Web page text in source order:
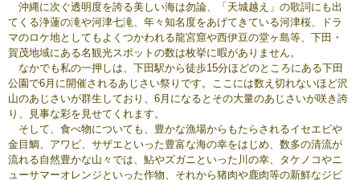
沖縄に次ぐ透明度を誇る美しい海は勿論、「天城越え」の歌詞にも出
てくる浄蓮の滝や河津七滝、年々知名度をあげてきている河津桜、ドラ
マのロケ地としてもよくつかわれる龍宮窟や西伊豆の堂ヶ島等、下田・
賀茂地域にある名観光スポットの数は枚挙に暇がありません。
なかでも私の一押しは、下田駅から徒歩15分ほどのところにある下田
公園で6月に開催されるあじさい祭りです。ここには数え切れないほど沢
山のあじさいが群生しており、6月になるとその大量のあじさいが咲き誇
り、見事な彩を見せてくれます。
そして、食べ物についても、豊かな漁場からもたらされるイセエビや
金目鯛、アワビ、サザエといった豊富な海の幸をはじめ、数多の清流が
流れる自然豊かな山々では、鮎やズガニといった川の幸、タケノコやニ
ューサマーオレンジといった作物、それから猪肉や鹿肉等の新鮮なジビ